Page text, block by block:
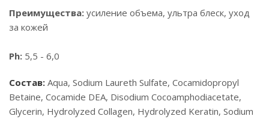
Преимущества: усиление объема, ультра блеск, уход
за кожей
Ph: 5,5 - 6,0
Состав: Aqua, Sodium Laureth Sulfate, Cocamidopropyl
Betaine, Cocamide DEA, Disodium Сocoamphodiacetate,
Glycerin, Hydrolyzed Collagen, Hydrolyzed Keratin, Sodium